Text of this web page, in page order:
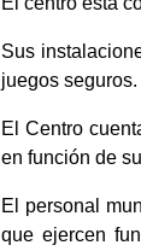
Sus
juegos seguros.
El Centro
en función de
El personal
que ejercen